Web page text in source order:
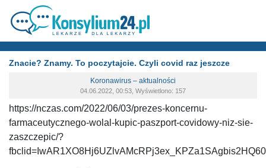
Znacie? Znamy. To poczytajcie. Czyli covid raz jeszcze
Koronawirus – aktualności
04.06.2022, 00:53, Wyświetlono: 157
https://nczas.com/2022/06/03/prezes-koncernu-
farmaceutycznego-wolal-kupic-paszport-covidowy-niz-sie-
zaszczepic/?